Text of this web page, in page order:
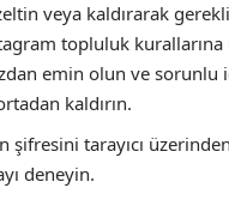
veya kaldırarak gerekli
topluluk kurallarına
emin olun ve sorunlu
kaldırın.
şifresini tarayıcı
deneyin.